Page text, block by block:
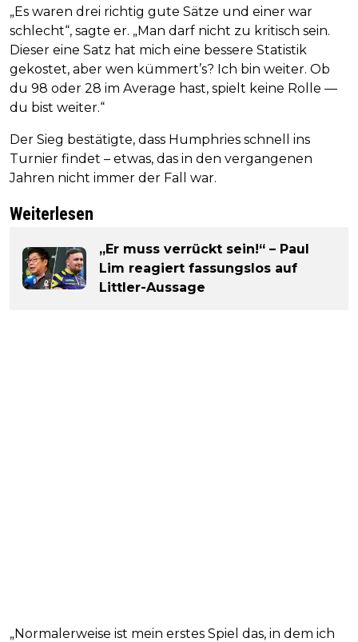
„Es waren drei richtig gute Sätze und einer war
schlecht“, sagte er. „Man darf nicht zu kritisch sein.
Dieser eine Satz hat mich eine bessere Statistik
gekostet, aber wen kümmert’s? Ich bin weiter. Ob
du 98 oder 28 im Average hast, spielt keine Rolle —
du bist weiter.“
Der Sieg bestätigte, dass Humphries schnell ins
Turnier findet – etwas, das in den vergangenen
Jahren nicht immer der Fall war.
Weiterlesen
„Er muss verrückt sein!“ – Paul
Lim reagiert fassungslos auf
Littler-Aussage
„Normalerweise ist mein erstes Spiel das, in dem ich